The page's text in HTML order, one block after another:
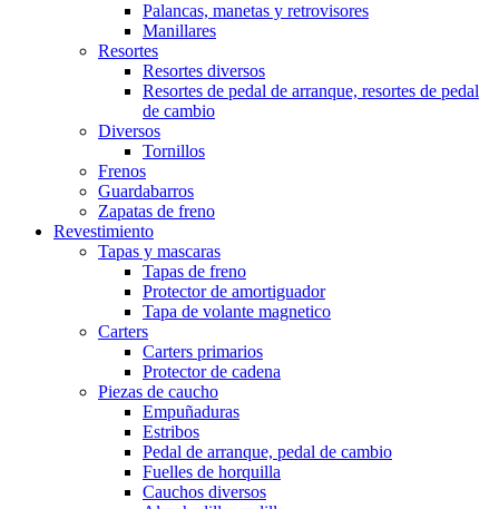
Palancas, manetas y retrovisores
Manillares
Resortes
Resortes diversos
Resortes de pedal de arranque, resortes de pedal
de cambio
Diversos
Tornillos
Frenos
Guardabarros
Zapatas de freno
Revestimiento
Tapas y mascaras
Tapas de freno
Protector de amortiguador
Tapa de volante magnetico
Carters
Carters primarios
Protector de cadena
Piezas de caucho
Empuñaduras
Estribos
Pedal de arranque, pedal de cambio
Fuelles de horquilla
Cauchos diversos